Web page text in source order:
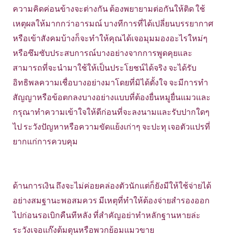
ความคิดค่อนข้างจะต่างกัน ต้องพยายามต่อกันให้ติด ใช้
เหตุผลให้มากกว่าอารมณ์ บางทีการที่ได้เปลี่ยนบรรยากาศ
หรือเข้าสังคมบ้างก็จะทำให้คุณได้เจอมุมมองอะไรใหม่ๆ
หรือซึมซับประสบการณ์บางอย่างจากการพูดคุยและ
สามารถที่จะนำมาใช้ให้เป็นประโยชน์ได้จริง จะได้รับ
อิทธิพลความเชื่อบางอย่างมาโดยที่มิได้ตั้งใจ จะมีการทำ
สัญญาหรือข้อตกลงบางอย่างแบบที่ต้องยื่นหมูยื่นแมวและ
กรุณาทำความเข้าใจให้ดีก่อนที่จะลงนามและรับปากใดๆ
ไป ระวังปัญหาหรือความขัดแย้งเก่าๆ จะปะทุ เจอตัวแปรที่
ยากแก่การควบคุม
ด้านการเงิน ถึงจะไม่ค่อยคล่องตัวนักแต่ก็ยังมีให้ใช้จ่ายได้
อย่างสมฐานะพอสมควร มีเหตุที่ทำให้ต้องจ่ายสำรองออก
ไปก่อนรอเบิกคืนทีหลัง ที่สำคัญอย่าทำหลักฐานหายล่ะ
ระวังเจอแก๊งต้มตุนหรือพวกย้อมแมวขาย